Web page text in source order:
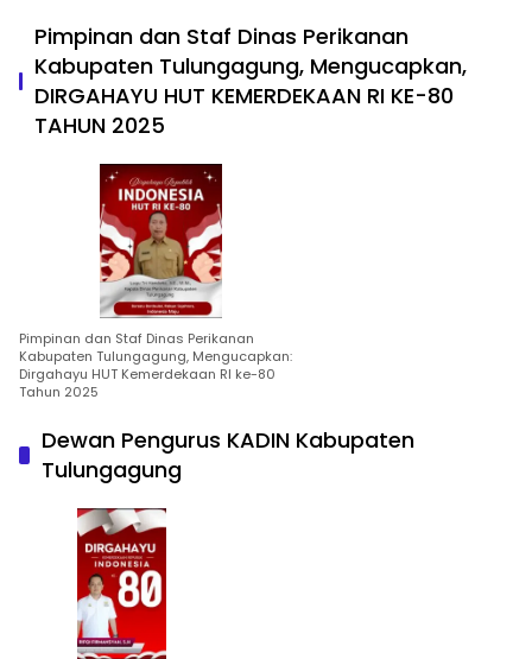
Pimpinan dan Staf Dinas Perikanan
Kabupaten Tulungagung, Mengucapkan,
DIRGAHAYU HUT KEMERDEKAAN RI KE-80
TAHUN 2025
Pimpinan dan Staf Dinas Perikanan
Kabupaten Tulungagung, Mengucapkan:
Dirgahayu HUT Kemerdekaan RI ke-80
Tahun 2025
Dewan Pengurus KADIN Kabupaten
Tulungagung